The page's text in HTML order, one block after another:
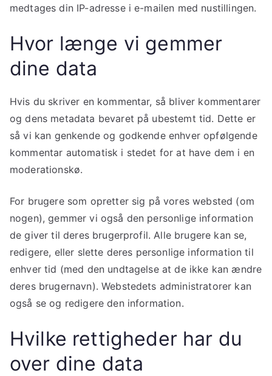
medtages din IP-adresse i e-mailen med nustillingen.
Hvor længe vi gemmer
dine data
Hvis du skriver en kommentar, så bliver kommentarer
og dens metadata bevaret på ubestemt tid. Dette er
så vi kan genkende og godkende enhver opfølgende
kommentar automatisk i stedet for at have dem i en
moderationskø.
For brugere som opretter sig på vores websted (om
nogen), gemmer vi også den personlige information
de giver til deres brugerprofil. Alle brugere kan se,
redigere, eller slette deres personlige information til
enhver tid (med den undtagelse at de ikke kan ændre
deres brugernavn). Webstedets administratorer kan
også se og redigere den information.
Hvilke rettigheder har du
over dine data